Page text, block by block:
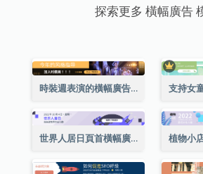
探索更多 橫幅廣告
時裝週表演的橫幅廣告
世界人居日頁首橫幅廣告